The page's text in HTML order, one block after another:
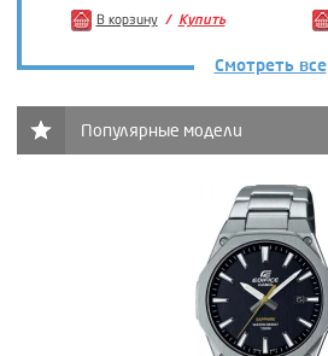
В корзину Купить
Смотреть все
Популярные модели